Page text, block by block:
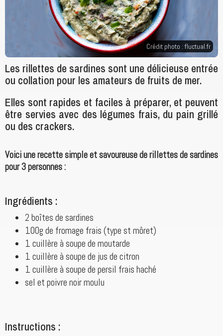
Crédit photo :fluctual.fr
Les rillettes de sardines sont une délicieuse entrée
ou collation pour les amateurs de fruits de mer.
Elles sont rapides et faciles à préparer, et peuvent
être servies avec des légumes frais, du pain grillé
ou des crackers.
Voici une recette simple et savoureuse de rillettes de sardines
pour 3 personnes :
Ingrédients :
2 boîtes de sardines
100g de fromage frais (type st môret)
1 cuillère à soupe de moutarde
1 cuillère à soupe de jus de citron
1 cuillère à soupe de persil frais haché
sel et poivre noir moulu
Instructions :